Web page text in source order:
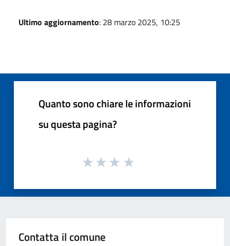
Ultimo aggiornamento: 28 marzo 2025, 10:25
Quanto sono chiare le informazioni
su questa pagina?
Contatta il comune